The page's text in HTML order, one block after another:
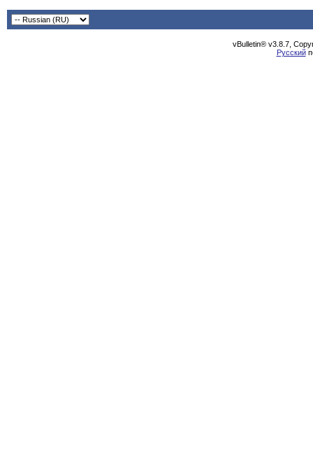
vBulletin® v3.8.7,
Русский